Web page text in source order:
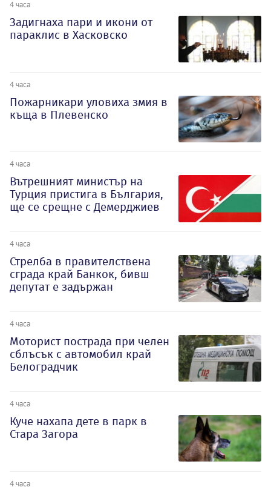
4 часа
Задигнаха пари и икони от
параклис в Хасковско
4 часа
Пожарникари уловиха змия в
къща в Плевенско
4 часа
Вътрешният министър на
Турция пристига в България,
ще се срещне с Демерджиев
4 часа
Стрелба в правителствена
сграда край Банкок, бивш
депутат е задържан
4 часа
Моторист пострада при челен
сблъсък с автомобил край
Белоградчик
4 часа
Куче нахапа дете в парк в
Стара Загора
4 часа